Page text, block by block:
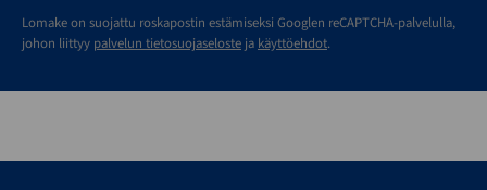
Lomake on suojattu roskapostin estämiseksi Googlen reCAPTCHA-palvelulla,
johon liittyy palvelun tietosuojaseloste ja käyttöehdot.